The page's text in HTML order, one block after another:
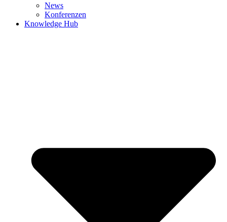
News
Konferenzen
Knowledge Hub